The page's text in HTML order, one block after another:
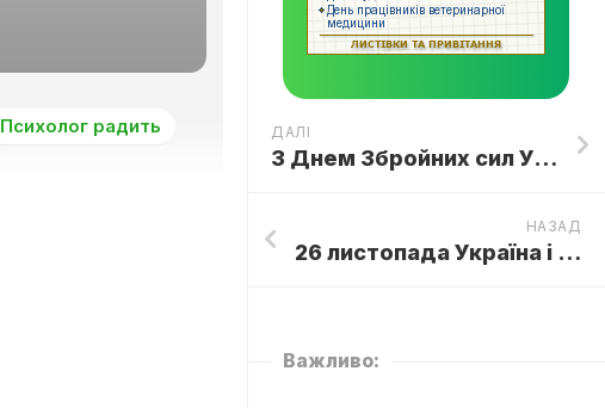
Психолог радить ДАЛІ
З Днем Збройних сил України 2023
НАЗАД
26 листопада Україна і світ вшанують пам’ять жертв Голодомору-геноциду
Важливо: